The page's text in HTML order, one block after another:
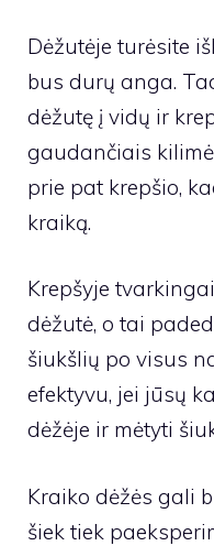
Dėžutėje turėsite
bus durų anga.
dėžutę į vidų ir
gaudančiais
prie pat krepšio,
kraiką.
Krepšyje
dėžutė, o tai
šiukšlių po visus
efektyvu, jei jūsų
dėžėje ir mėtyti
Kraiko dėžės gali
šiek tiek